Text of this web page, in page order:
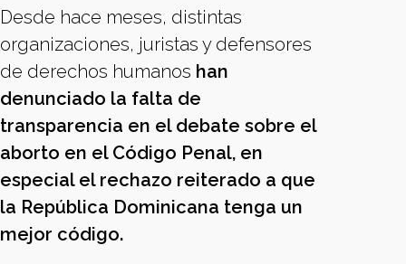
Desde hace meses, distintas
organizaciones, juristas y defensores
de derechos humanos han
denunciado la falta de
transparencia en el debate sobre el
aborto en el Código Penal, en
especial el rechazo reiterado a que
la República Dominicana tenga un
mejor código.